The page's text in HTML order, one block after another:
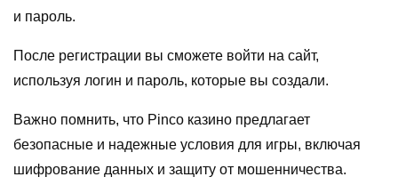
и пароль.
После регистрации вы сможете войти на сайт,
используя логин и пароль, которые вы создали.
Важно помнить, что Pinco казино предлагает
безопасные и надежные условия для игры, включая
шифрование данных и защиту от мошенничества.